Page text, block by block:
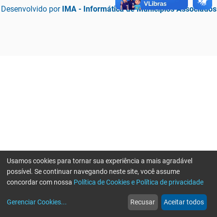
Desenvolvido por IMA - Informática de Municípios Associados
web
Notícias
more_horiz
Mais
Usamos cookies para tornar sua experiência a mais agradável
possível. Se continuar navegando neste site, você assume
concordar com nossa Política de Cookies e Política de privacidade
Gerenciar Cookies... Recusar Aceitar todos
Erro ao enviar informações, por favor tente novamente